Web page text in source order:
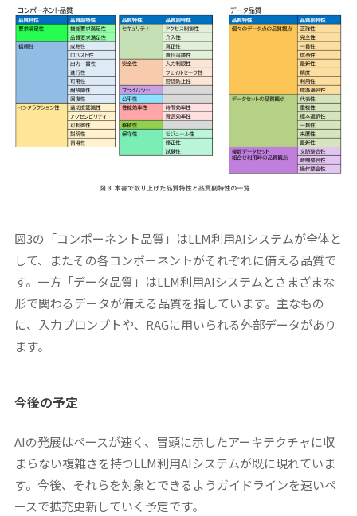
図3の「コンポーネント品質」はLLM利用AIシステムが全体と
して、またその各コンポーネントがそれぞれに備える品質で
す。一方「データ品質」はLLM利用AIシステムとさまざまな
形で関わるデータが備える品質を指しています。主なもの
に、入力プロンプトや、RAGに用いられる外部データがあり
ます。
今後の予定
AIの発展はペースが速く、冒頭に示したアーキテクチャに収
まらない複雑さを持つLLM利用AIシステムが既に現れていま
す。今後、それらを対象とできるようガイドラインを速いペ
ースで拡充更新していく予定です。